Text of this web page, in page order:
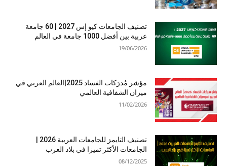
تصنيف الجامعات كيو إس 2027 | 60 جامعة
عربية بين أفضل 1000 جامعة في العالم
19/06/2026
مؤشر مُدرَكات الفساد 2025|العالم العربي في
ميزان الشفافية العالمي
11/02/2026
الجامعات الأكثر تميزا في بلاد العرب
08/12/2025